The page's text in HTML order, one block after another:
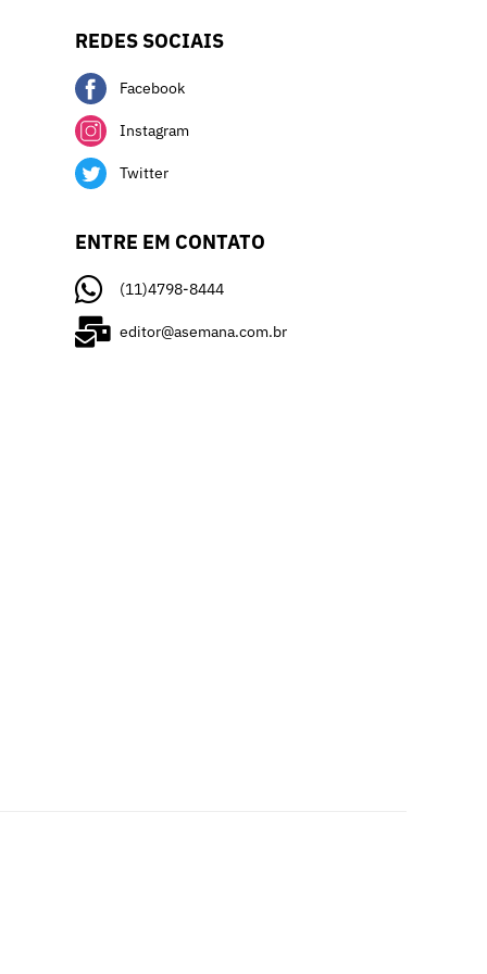
REDES SOCIAIS
Facebook
Instagram
Twitter
ENTRE EM CONTATO
(11)4798-8444
editor@asemana.com.br